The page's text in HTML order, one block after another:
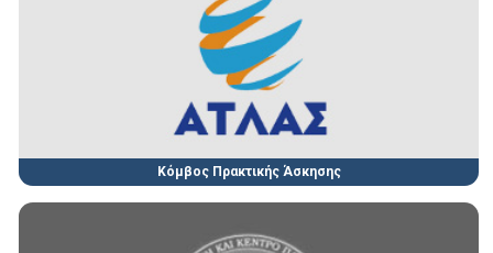
Κόμβος Πρακτικής Άσκησης